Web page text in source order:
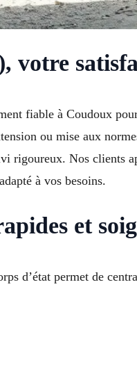
votre
fiable à Coudoux
ou mise aux
rigoureux. Nos clients
à vos besoins.
et
d’état permet de